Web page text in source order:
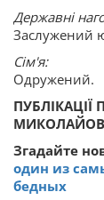
Державні
Заслужений
Сім'я:
Одружений.
Згадайте
один из
бедных